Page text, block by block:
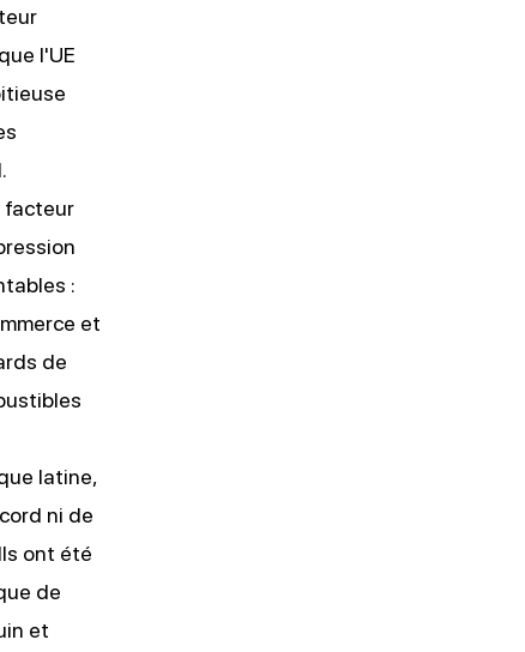
l'UE
facteur
:
et
de
latine,
ni de
ont été
de
et